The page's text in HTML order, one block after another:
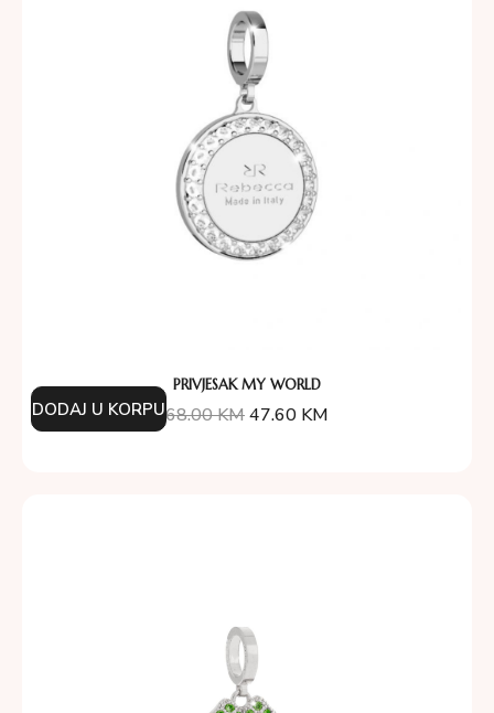
PRIVJESAK MY WORLD
68.00KM47.60 KM
DODAJ U KORPU